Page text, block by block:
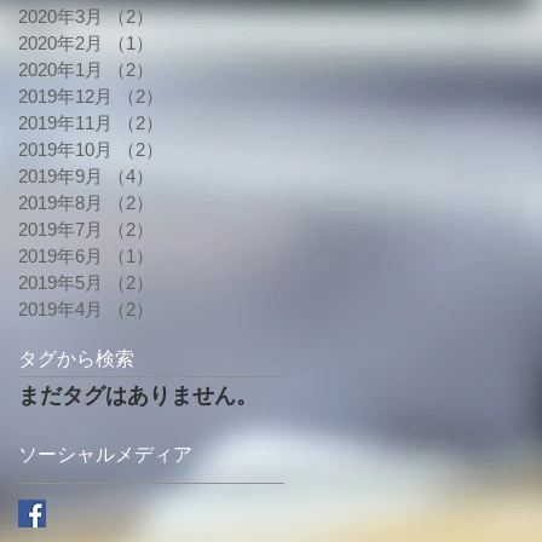
2020年3月 （2）2件の記事
2020年2月
（1）
2020年1月
（2）
2019年12月
（2）
2019年11月
（2）
2019年10月
（2）
2019年9月
（4）
2019年8月
（2）
2019年7月
（2）
2019年6月
（1）
2019年5月
（2）
2019年4月
（2）
タグから検索
まだタグはありません。
ソーシャルメディア